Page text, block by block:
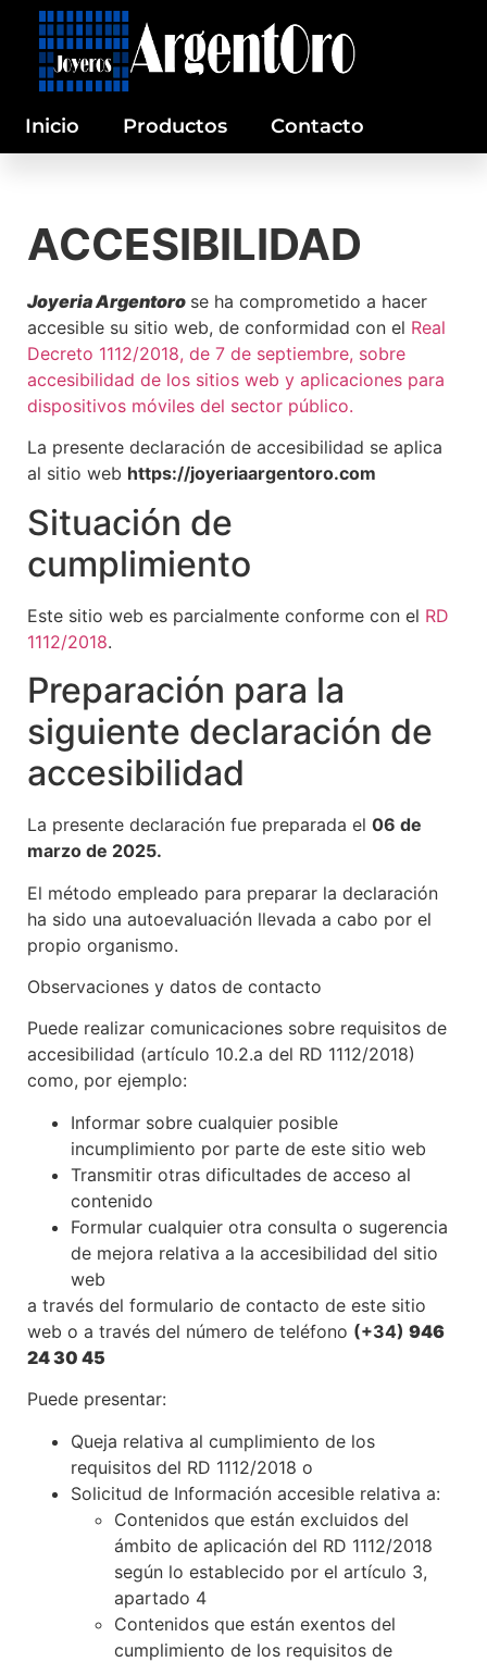
Inicio Productos Contacto
ACCESIBILIDAD
Joyeria Argentoro se ha comprometido a hacer
accesible su sitio web, de conformidad con el Real
Decreto 1112/2018, de 7 de septiembre, sobre
accesibilidad de los sitios web y aplicaciones para
dispositivos móviles del sector público.
La presente declaración de accesibilidad se aplica
al sitio web https://joyeriaargentoro.com
Situación de
cumplimiento
Este sitio web es parcialmente conforme con el RD
1112/2018.
Preparación para la
siguiente declaración de
accesibilidad
La presente declaración fue preparada el 06 de
marzo de 2025.
El método empleado para preparar la declaración
ha sido una autoevaluación llevada a cabo por el
propio organismo.
Observaciones y datos de contacto
Puede realizar comunicaciones sobre requisitos de
accesibilidad (artículo 10.2.a del RD 1112/2018)
como, por ejemplo:
Informar sobre cualquier posible
incumplimiento por parte de este sitio web
Transmitir otras dificultades de acceso al
contenido
Formular cualquier otra consulta o sugerencia
de mejora relativa a la accesibilidad del sitio
web
a través del formulario de contacto de este sitio
web o a través del número de teléfono (+34) 946
24 30 45
Puede presentar:
Queja relativa al cumplimiento de los
requisitos del RD 1112/2018 o
Solicitud de Información accesible relativa a:
Contenidos que están excluidos del
ámbito de aplicación del RD 1112/2018
según lo establecido por el artículo 3,
apartado 4
Contenidos que están exentos del
cumplimiento de los requisitos de